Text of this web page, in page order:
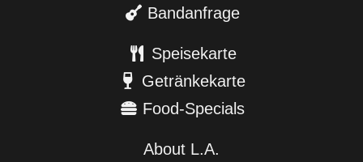
Bandanfrage
Speisekarte
Getränkekarte
Food-Specials
About L.A.